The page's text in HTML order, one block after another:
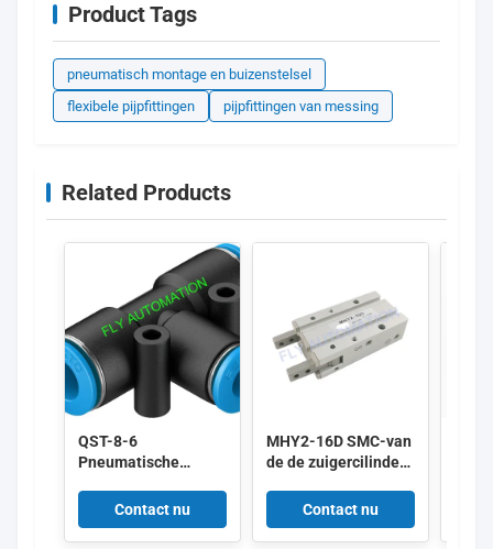
Product Tags
pneumatisch montage en buizenstelsel
flexibele pijpfittingen
pijpfittingen van messing
Related Products
QST-8-6
Pneumatische
T-connector 153135
4052568032272
Contact nu
MHY2-16D SMC-van
de de zuigercilinder
de pneumatische
Stijl van de de
Contact nu